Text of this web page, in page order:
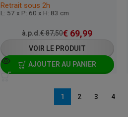
Retrait sous 2h
L: 57 x P: 60 x H: 83 cm
à.p.d.€87,50€ 69,99
VOIR LE PRODUIT
AJOUTER AU PANIER
1 2 3 4